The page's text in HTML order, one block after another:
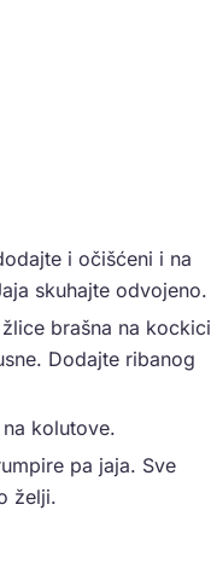
i očišćeni i na
skuhajte odvojeno.
brašna na kockici
Dodajte ribanog
kolutove.
pa jaja. Sve
želji.